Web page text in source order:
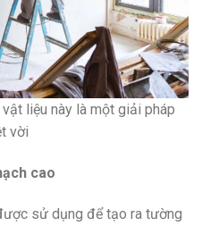
liệu này là một giải pháp
vời
cao
sử dụng để tạo ra tường